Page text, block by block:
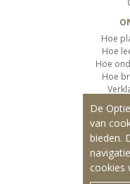
Hoe
Hoe
Hoe
Hoe
De
van
bieden.
cookies